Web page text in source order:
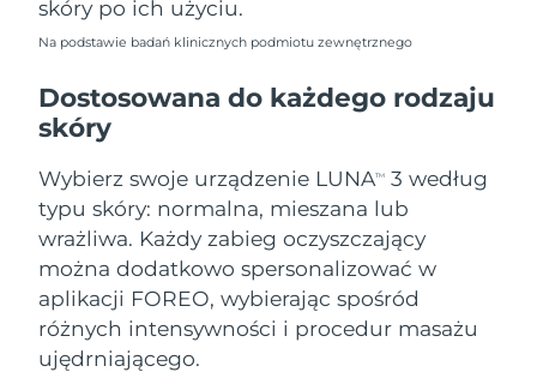
skóry po ich użyciu.
Na podstawie badań klinicznych podmiotu zewnętrznego
Dostosowana do każdego rodzaju
skóry
Wybierz swoje urządzenie LUNATM
3 według
typu skóry: normalna, mieszana lub
wrażliwa. Każdy zabieg oczyszczający
można dodatkowo spersonalizować w
aplikacji FOREO, wybierając spośród
różnych intensywności i procedur masażu
ujędrniającego.